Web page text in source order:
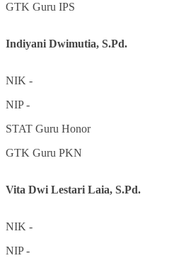
GTK Guru IPS
Indiyani Dwimutia, S.Pd.
NIK -
NIP-
STAT Guru Honor
GTK Guru PKN
Vita Dwi Lestari Laia, S.Pd.
NIK -
NIP-